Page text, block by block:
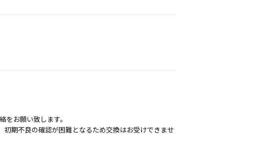
お願い致します。
期不良の確認が困難となるため交換はお受けできませ